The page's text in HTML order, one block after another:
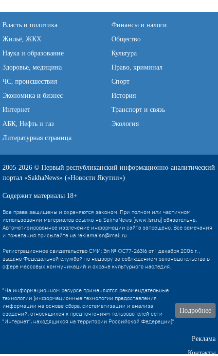
Власть и политика
Финансы и налоги
Жильё, ЖКХ
Общество
Наука и образование
Культура
Здоровье, медицина
Право, криминал
ЧС, происшествия
Спорт
Экономика и бизнес
История
Интернет
Транспорт и связь
АБК, Нефть и газ
Экология
Литературная страница
2005-2026 © Первый республиканский информационно-аналитический
портал «SakhaNews» («Новости Якутии»)
Содержит материалы 18+
Все права защищены и охраняются законом. При полном или частичном
использовании материалов ссылка на SakhaNews (www.1sn.ru) обязательна.
Автоматизированное извлечение информации сайта запрещено. Все замечания
и пожелания присылайте на reklama1sn@mail.ru
Регистрационное свидетельство СМИ: Эл № ФС77-26316 от 1 декабря 2006 г. ,
выдано Федедальной службой по надзору за соблюдением законодательства в
сфере массовых коммуникаций и охране культурного наследия.
"На информационном ресурсе применяются рекомендательные
технологии (информационные технологии предоставления
информации на основе сбора, систематизации и анализа
сведений, относящихся к предпочтениям пользователей сети
"Интернет", находящихся на территории Российской Федерации)".
Подробнее
Реклама
Контакты